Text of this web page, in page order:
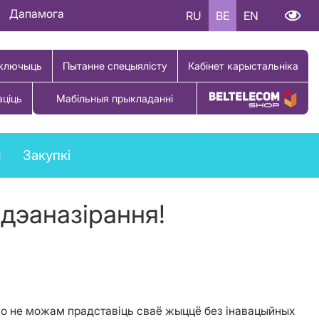
Дапамога RU BE EN
Пытанне спецыялісту Кабінет карыстальніка
Мабільныя прыкладанні Купіць тавар
Закупкі
можам прадставіць сваё жыццё без інавацыйных